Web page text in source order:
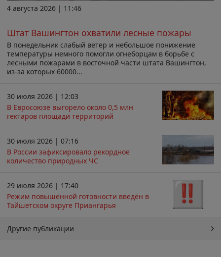
4 августа 2026 | 11:46
Штат Вашингтон охватили лесные пожары
В понедельник слабый ветер и небольшое понижение
температуры немного помогли огнеборцам в борьбе с
лесными пожарами в восточной части штата Вашингтон,
из-за которых 60000...
30 июля 2026 | 12:03
В Евросоюзе выгорело около 0,5 млн
гектаров площади территорий
30 июля 2026 | 07:16
В России зафиксировало рекордное
количество природных ЧС
29 июля 2026 | 17:40
Режим повышенной готовности введён в
Тайшетском округе Приангарья
Другие публикации